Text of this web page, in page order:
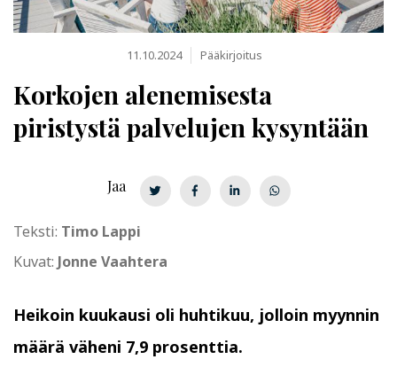
11.10.2024 Pääkirjoitus
Korkojen alenemisesta
piristystä palvelujen kysyntään
Teksti: Timo Lappi
Kuvat: Jonne Vaahtera
Heikoin kuukausi oli huhtikuu, jolloin myynnin
määrä väheni 7,9 prosenttia.
Jaa